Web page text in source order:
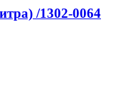
/1302-0064